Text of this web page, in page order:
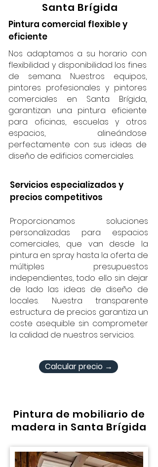
Santa Brígida
Pintura comercial flexible y
eficiente
Nos adaptamos a su horario con
flexibilidad y disponibilidad los fines
de semana. Nuestros equipos,
pintores profesionales y pintores
comerciales en Santa Brígida,
garantizan una pintura eficiente
para oficinas, escuelas y otros
espacios, alineándose
perfectamente con sus ideas de
diseño de edificios comerciales.
Servicios especializados y
precios competitivos
Proporcionamos soluciones
personalizadas para espacios
comerciales, que van desde la
pintura en spray hasta la oferta de
múltiples presupuestos
independientes, todo ello sin dejar
de lado las ideas de diseño de
locales. Nuestra transparente
estructura de precios garantiza un
coste asequible sin comprometer
la calidad de nuestros servicios.
Calcular precio →
Pintura de mobiliario de
madera in Santa Brígida